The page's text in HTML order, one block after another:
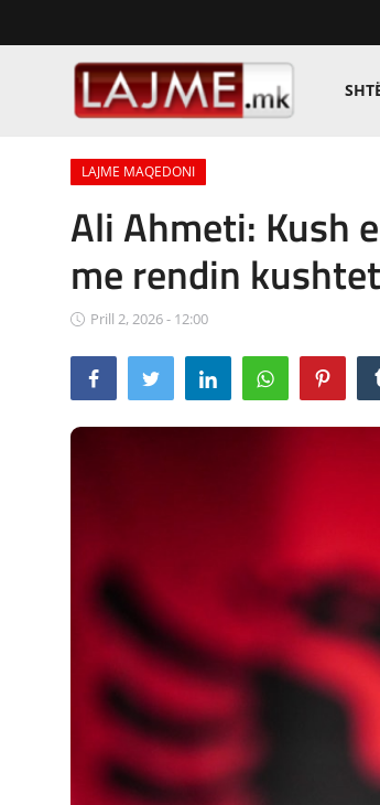
LAJME MAQEDONI
SHQIPERI
KOSOVA
LAJME NGA BOTA
SHOWBIZ
Shqip
LAJME MAQEDONI
Ali Ahmeti: Kush
me rendin
Prill 2, 2026 - 12:00